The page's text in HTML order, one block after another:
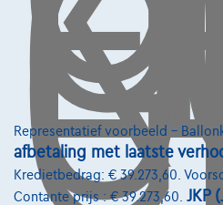
Representatief voorbeeld –
afbetaling met laatste
Kredietbedrag: € 39.273,60.
Contante prijs : € 39.273,60. JKP
Contact
info@touringcarselect.be
Koning Albert II-laan 4, B12
1000 Brussel
Diensten & Oplossingen